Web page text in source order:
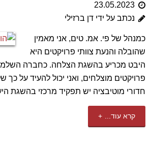
23.05.2023
נכתב על ידי דן ברזילי
כמנהל של פי. אמ. טים, אני מאמין
שהובלה והנעת צוותי פרויקטים היא
היבט מכריע בהשגת הצלחה. כחברה
פרויקטים מוצלחים, ואני יכול להעיד על כך
חדורי מוטיבציה יש תפקיד מרכזי בהשגת
קרא עוד...